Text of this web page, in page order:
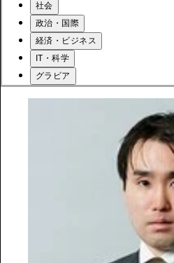
社会
政治・国際
経済・ビジネス
IT・科学
グラビア